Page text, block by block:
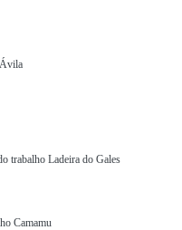
trabalho Ladeira do Gales
Camamu